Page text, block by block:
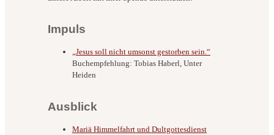
Impuls
„Jesus soll nicht umsonst gestorben sein.“
Buchempfehlung: Tobias Haberl, Unter
Heiden
Ausblick
Mariä Himmelfahrt und Dultgottesdienst